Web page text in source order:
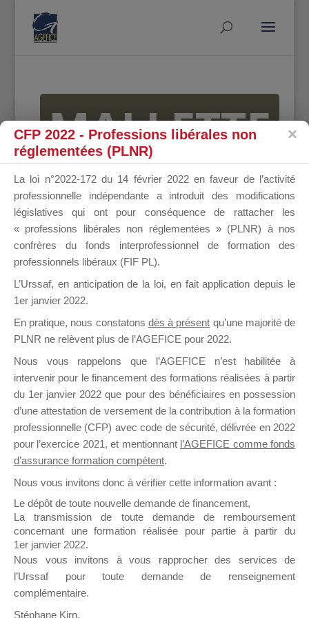
MALLETTE
DU
DIRIGEANT
il y a un mois
Ce groupe est destiné aux Organismes de
Formation qui souhaitent répondre à l’Appel à
Propositions Mallette du Dirigeant.
Ce groupe propose un forum dédié au support
sur lequel il est possible de laisser un message
ou poser une question.
NB : Il est nécessaire d’être
pouvoir rejoindre ce groupe
CFP 2022 - Professions libérales non
réglementées (PLNR)
La loi n°2022-172 du 14 février 2022 en faveur de l’activité
professionnelle indépendante a introduit des modifications
législatives qui ont pour conséquence de rattacher les
« professions libérales non réglementées » (PLNR) à nos
confrères du fonds interprofessionnel de formation des
professionnels libéraux (FIF PL).
L’Urssaf, en anticipation de la loi, en fait application depuis le
1er janvier 2022.
En pratique, nous constatons dès à présent qu’une majorité de
PLNR ne relèvent plus de l’AGEFICE pour 2022.
Nous vous rappelons que l’AGEFICE n’est habilitée à
intervenir pour le financement des formations réalisées à partir
du 1er janvier 2022 que pour des bénéficiaires en possession
d’une attestation de versement de la contribution à la formation
professionnelle (CFP) avec code de sécurité, délivrée en 2022
pour l’exercice 2021, et mentionnant l’AGEFICE comme fonds
d’assurance formation compétent.
Nous vous invitons donc à vérifier cette information avant :
Le dépôt de toute nouvelle demande de financement,
La transmission de toute demande de remboursement
concernant une formation réalisée pour partie à partir du
1er janvier 2022.
Nous vous invitons à vous rapprocher des services de
l’Urssaf pour toute demande de renseignement
complémentaire.
Stéphane Kirn,